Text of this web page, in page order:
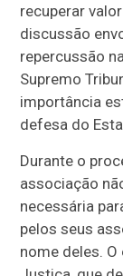
recuperar
discussão
repercussão
Supremo
importância
defesa do
Durante o
associação
necessária
pelos seus
nome deles.